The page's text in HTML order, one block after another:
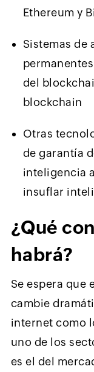
Ethereum y
Sistemas de
del
blockchain
Otras
de garantía
inteligencia
insuflar
¿Qué
habrá?
Se espera que
cambie
internet como
uno de los
es el del